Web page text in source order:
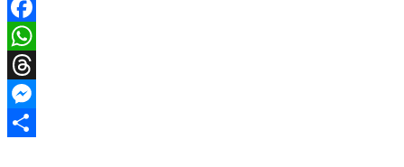
Facebook
WhatsApp
Threads
Messenger